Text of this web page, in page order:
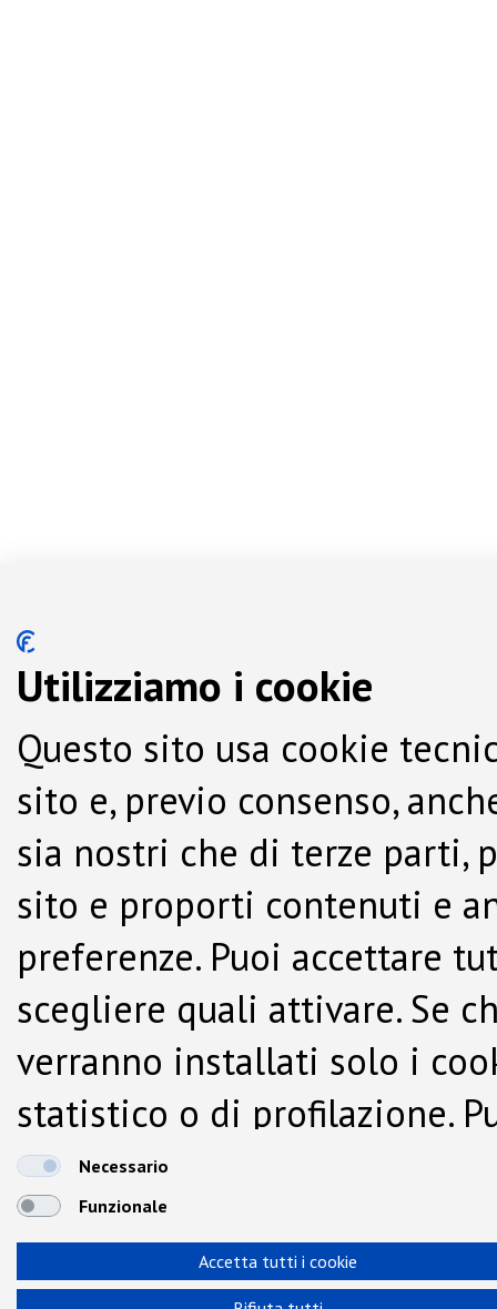
Utilizziamo i cookie
Questo sito usa cookie
sito e, previo consenso,
sia nostri che di terze parti,
sito e proporti contenuti e
preferenze. Puoi accettare
scegliere quali attivare. Se
verranno installati solo i
statistico o di profilazione.
dalla Cookie Policy.
Necessario
Funzionale
Accetta tutti i cookie